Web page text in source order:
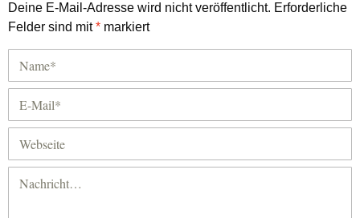
Deine E-Mail-Adresse wird nicht veröffentlicht. Erforderliche
Felder sind mit* markiert